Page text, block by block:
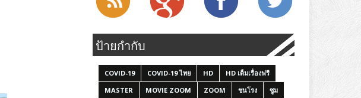
ป้ายกำกับ
COVID-19 COVID-19 ไทย HD
HD เต็มเรื่องฟรี
MASTER
MOVIE ZOOM ZOOM ชนโรง
ซูม